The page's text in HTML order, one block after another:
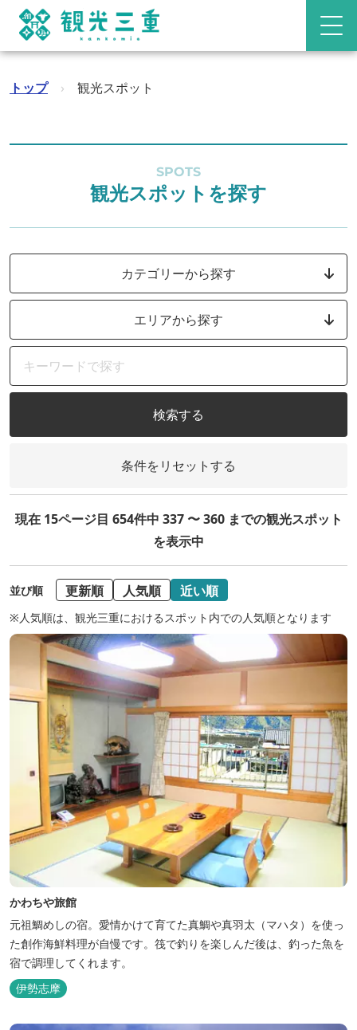
トップ › 観光スポット
SPOTS
観光スポットを探す
カテゴリーから探す
エリアから探す
検索する
条件をリセットする
現在 15ページ目 654件中 337 〜 360 までの観光スポット
を表示中
並び順 更新順 人気順 近い順
※人気順は、観光三重におけるスポット内での人気順となります
かわちや旅館
元祖鯛めしの宿。愛情かけて育てた真鯛や真羽太（マハタ）を使っ
た創作海鮮料理が自慢です。筏で釣りを楽しんだ後は、釣った魚を
宿で調理してくれます。
伊勢志摩